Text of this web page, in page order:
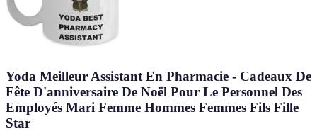
Yoda Meilleur Assistant En Pharmacie - Cadeaux De
Fête D'anniversaire De Noël Pour Le Personnel Des
Employés Mari Femme Hommes Femmes Fils Fille
Star